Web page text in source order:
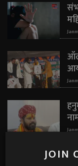
JOIN"मैं